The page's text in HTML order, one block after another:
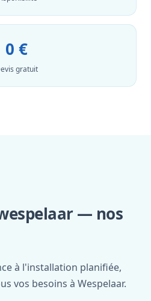
0 €
gratuit
— nos
à l'installation planifiée,
vos besoins à Wespelaar.